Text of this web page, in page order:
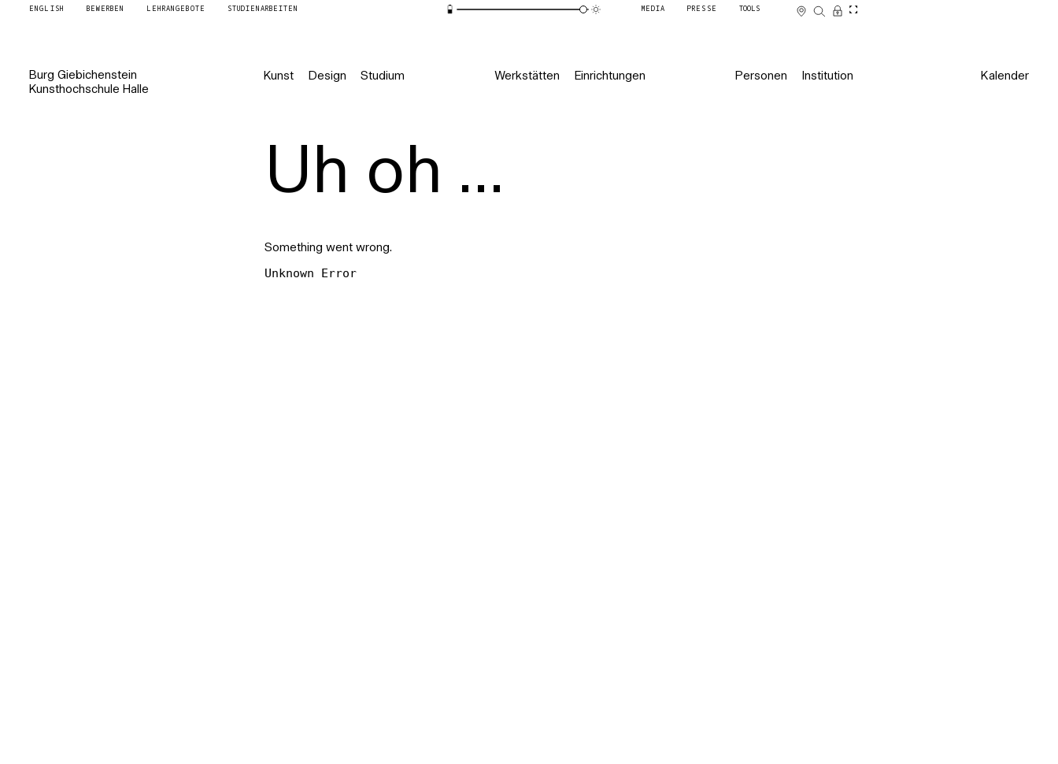
ENGLISH BEWERBEN LEHRANGEBOTE STUDIENARBEITEN MEDIA PRESSE TOOLS
Burg Giebichenstein
Kunsthochschule Halle
Kunst Design Studium Werkstätten Einrichtungen Personen Institution Kalender
Uh oh ...
Something went wrong.
Unknown Error